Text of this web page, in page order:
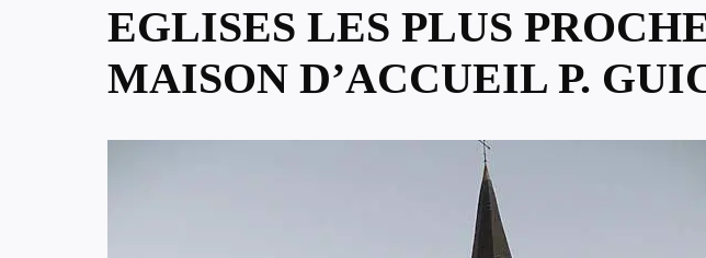
EGLISES LES PLUS
MAISON D’ACCUEIL P.